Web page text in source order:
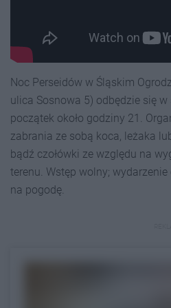
Noc Perseidów w Śląskim
ulica Sosnowa 5) odbędzie się w
początek około godziny 21.
zabrania ze sobą koca, leżaka
bądź czołówki ze względu na
terenu. Wstęp wolny;
na pogodę.